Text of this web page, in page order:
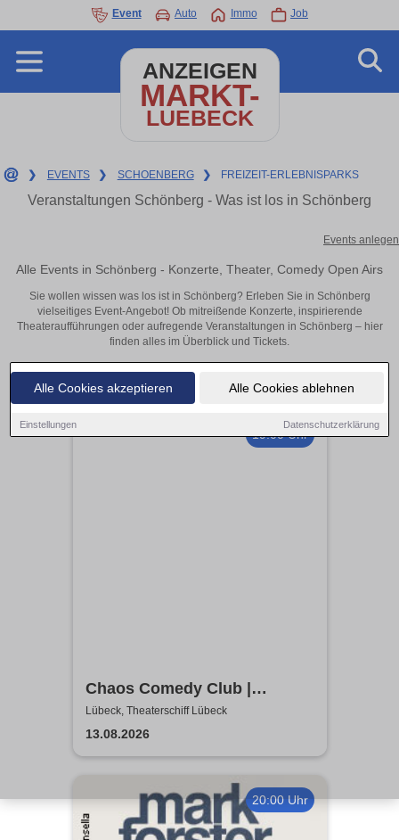
Alle Cookies akzeptieren Alle Cookies ablehnen
Einstellungen Datenschutzerklärung
Event Auto Immo Job
ANZEIGEN
MARKT-
LUEBECK
❯ EVENTS ❯ SCHOENBERG ❯ FREIZEIT-ERLEBNISPARKS
Veranstaltungen Schönberg - Was ist los in Schönberg
Events anlegen
Alle Events in Schönberg - Konzerte, Theater, Comedy Open Airs
Sie wollen wissen was los ist in Schönberg? Erleben Sie in Schönberg
vielseitiges Event-Angebot! Ob mitreißende Konzerte, inspirierende
Theateraufführungen oder aufregende Veranstaltungen in Schönberg – hier
finden alles im Überblick und Tickets.
19:00 Uhr
Chaos Comedy Club |
Theaterschiff Lübeck
Lübeck, Theaterschiff Lübeck
13.08.2026
20:00 Uhr